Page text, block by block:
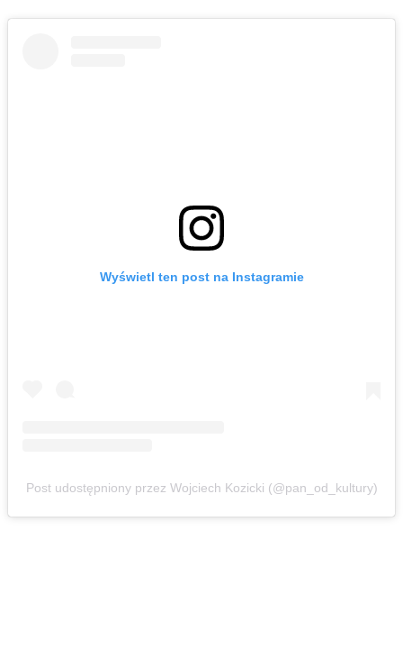
Wyświetl ten post na Instagramie
Post udostępniony przez Wojciech Kozicki (@pan_od_kultury)